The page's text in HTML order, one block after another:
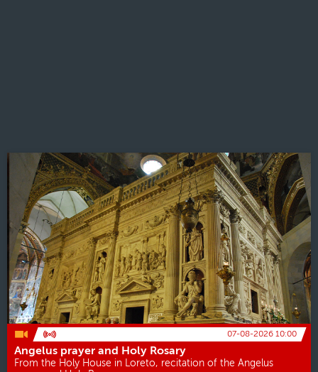
07-08-2026 10:00
Angelus prayer and Holy Rosary
From the Holy House in Loreto, recitation of the Angelus